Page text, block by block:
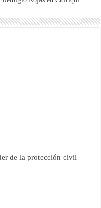
de la protección civil